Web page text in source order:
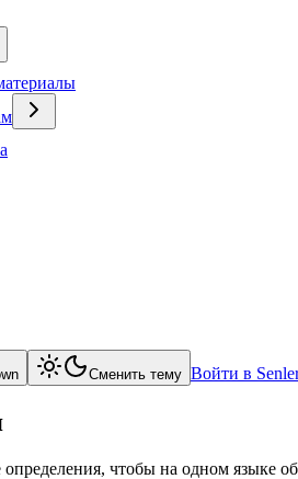
Сменить тему Войти в
чтобы на одном языке